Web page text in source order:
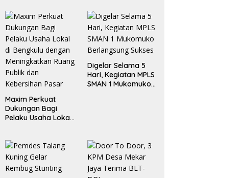
Maxim Perkuat
Dukungan Bagi
Pelaku Usaha Lokal
Ruang Publik dan
Kebersihan Pasar
Digelar Selama 5
Hari, Kegiatan MPLS
SMAN 1 Mukomuko